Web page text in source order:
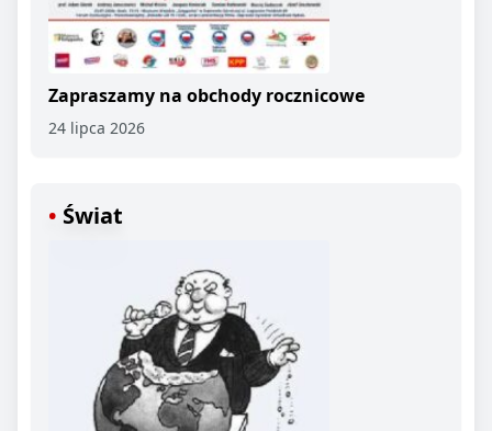
Zapraszamy na obchody rocznicowe
24 lipca 2026
Świat